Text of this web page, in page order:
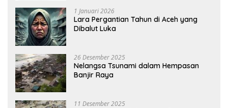
1 Januari 2026
Lara Pergantian Tahun di Aceh yang
Dibalut Luka
26 Desember 2025
Nelangsa Tsunami dalam Hempasan
Banjir Raya
11 Desember 2025